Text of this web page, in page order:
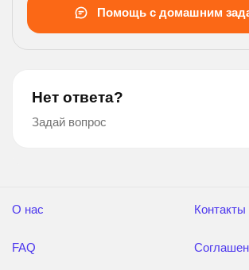
Помощь с домашним
Нет ответа?
Задай вопрос
О нас
FAQ
Контакты